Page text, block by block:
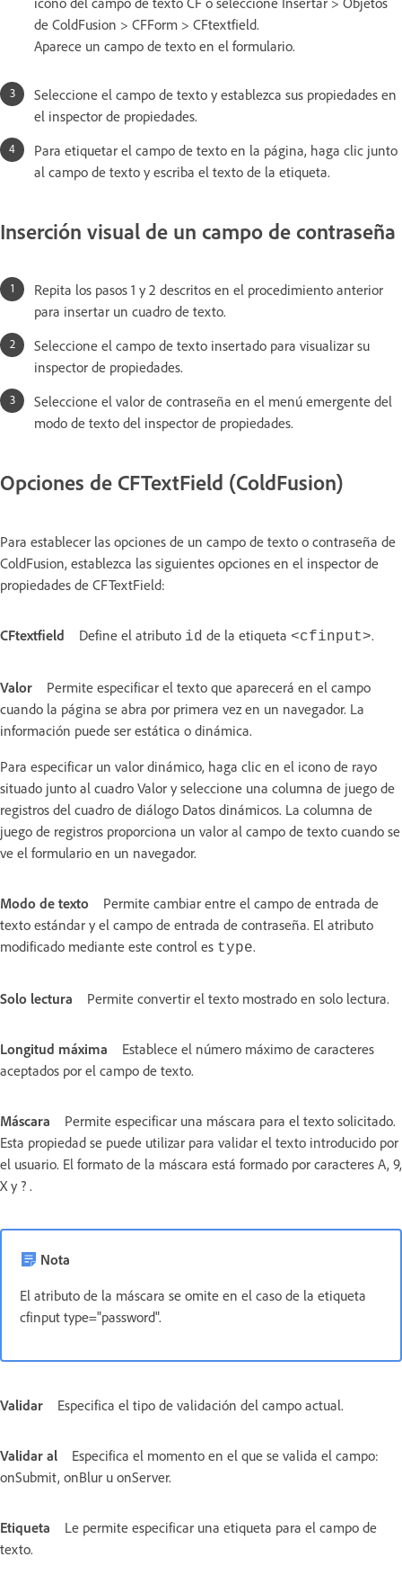
de ColdFusion > CFForm > CFtextfield.
Aparece un campo de texto en el formulario.
Seleccione el campo de texto y establezca sus propiedades en
el inspector de propiedades.
Para etiquetar el campo de texto en la página, haga clic junto
al campo de texto y escriba el texto de la etiqueta.
Inserción visual de un campo de contraseña
Repita los pasos 1 y 2 descritos en el procedimiento anterior
para insertar un cuadro de texto.
Seleccione el campo de texto insertado para visualizar su
inspector de propiedades.
Seleccione el valor de contraseña en el menú emergente del
modo de texto del inspector de propiedades.
Opciones de CFTextField (ColdFusion)
Para establecer las opciones de un campo de texto o contraseña de
ColdFusion, establezca las siguientes opciones en el inspector de
propiedades de CFTextField:
CFtextfield Define el atributo id de la etiqueta <cfinput>.
Valor
Permite especificar el texto que aparecerá en el campo
cuando la página se abra por primera vez en un navegador. La
información puede ser estática o dinámica.
Para especificar un valor dinámico, haga clic en el icono de rayo
situado junto al cuadro Valor y seleccione una columna de juego de
registros del cuadro de diálogo Datos dinámicos. La columna de
juego de registros proporciona un valor al campo de texto cuando se
ve el formulario en un navegador.
Modo de texto
Permite cambiar entre el campo de entrada de
texto estándar y el campo de entrada de contraseña. El atributo
modificado mediante este control es type.
Solo lectura Permite convertir el texto mostrado en solo lectura.
Longitud máxima
Establece el número máximo de caracteres
aceptados por el campo de texto.
Máscara
Permite especificar una máscara para el texto solicitado.
Esta propiedad se puede utilizar para validar el texto introducido por
el usuario. El formato de la máscara está formado por caracteres A, 9,
X y ? .
Nota
El atributo de la máscara se omite en el caso de la etiqueta
cfinput type="password".
Validar Especifica el tipo de validación del campo actual.
Validar al
Especifica el momento en el que se valida el campo:
onSubmit, onBlur u onServer.
Etiqueta
Le permite especificar una etiqueta para el campo de
texto.